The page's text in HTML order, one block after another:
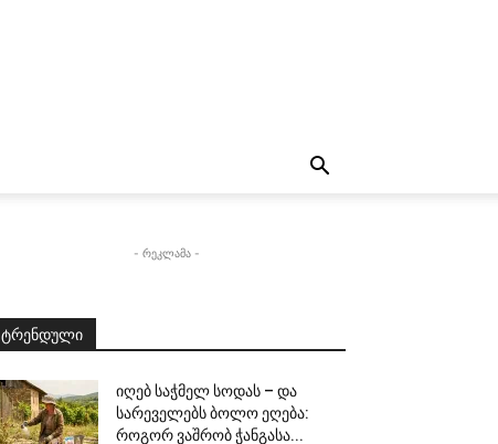
- რეკლამა -
ტრენდული
იღებ საჭმელ სოდას – და
სარეველებს ბოლო ეღება:
როგორ ვაშრობ ჭანგასა...